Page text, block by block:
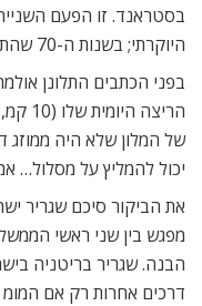
בסטראנד. זו הפעם
היוקרתי; בשנות ה-70 שהתה שם גולדה מאיר, רהמ דאז.
בפני הכתבים התלונן
של המלון שלא היה ממוזג
יכול להמליץ על מסלול…
את הביקור סיכם שגריר
מפגש בין שני ראשי
הבנה. שגריר בריטניה
דרכים אחרות רק אם המומ